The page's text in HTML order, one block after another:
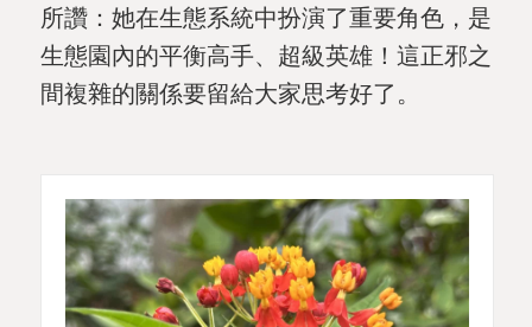
所讚：她在生態系統中扮演了重要角色，是
生態園內的平衡高手、超級英雄！這正邪之
間複雜的關係要留給大家思考好了。